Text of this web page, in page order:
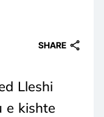
SHARE
Lleshi
e kishte